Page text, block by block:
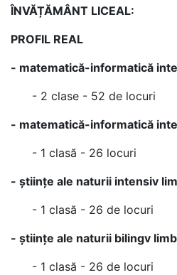
ÎNVĂȚĂMÂNT LICEAL:
PROFIL REAL
- matematică-informatică
- 2 clase - 52 de locuri
- matematică-informatică
- 1 clasă - 26 locuri
- ştiinţe ale naturii intensiv
- 1 clasă - 26 de locuri
- ştiinţe ale naturii bilingv
- 1 clasă - 26 de locuri